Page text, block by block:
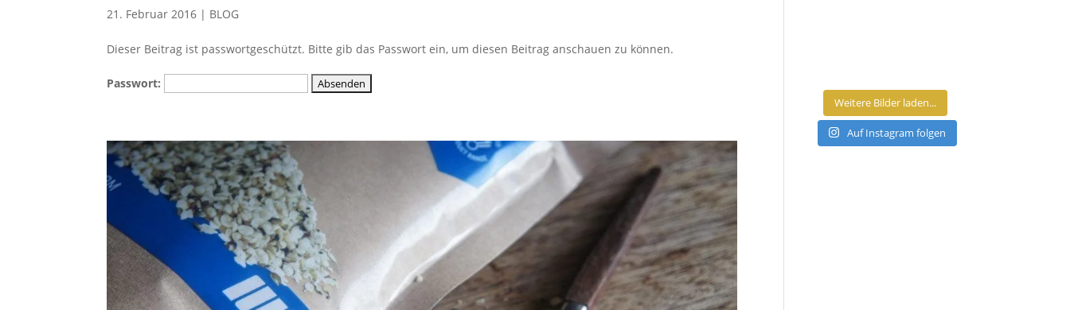
21. Februar 2016 | BLOG
Dieser Beitrag ist passwortgeschützt. Bitte gib das Passwort ein, um diesen Beitrag anschauen zu können.
Passwort:
Weitere Bilder laden...
Auf Instagram folgen